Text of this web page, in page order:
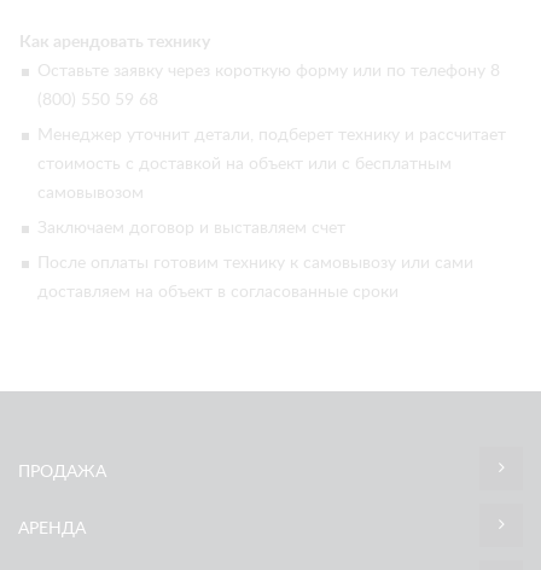
Как арендовать технику
Оставьте заявку через короткую форму или по телефону 8
(800) 550 59 68
Менеджер уточнит детали, подберет технику и рассчитает
стоимость с доставкой на объект или с бесплатным
самовывозом
Заключаем договор и выставляем счет
После оплаты готовим технику к самовывозу или сами
доставляем на объект в согласованные сроки
ПРОДАЖА
АРЕНДА